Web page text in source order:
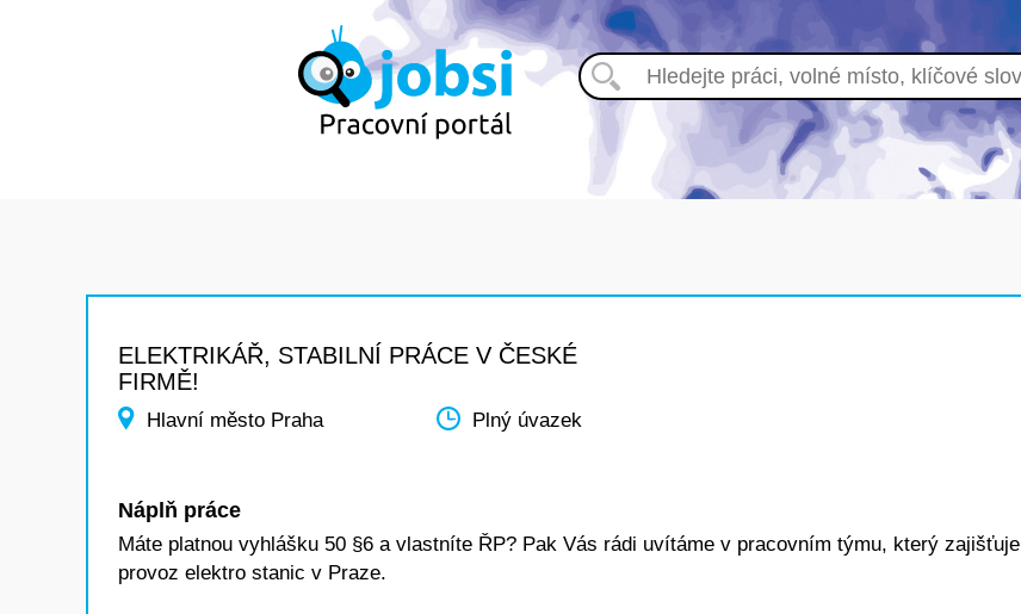
ELEKTRIKÁŘ, STABILNÍ PRÁCE V ČESKÉ
FIRMĚ!
Hlavní město Praha Plný úvazek
Náplň práce
Máte platnou vyhlášku 50 §6 a vlastníte ŘP? Pak Vás rádi uvítáme v pracovním týmu, který zajišťuje
provoz elektro stanic v Praze.